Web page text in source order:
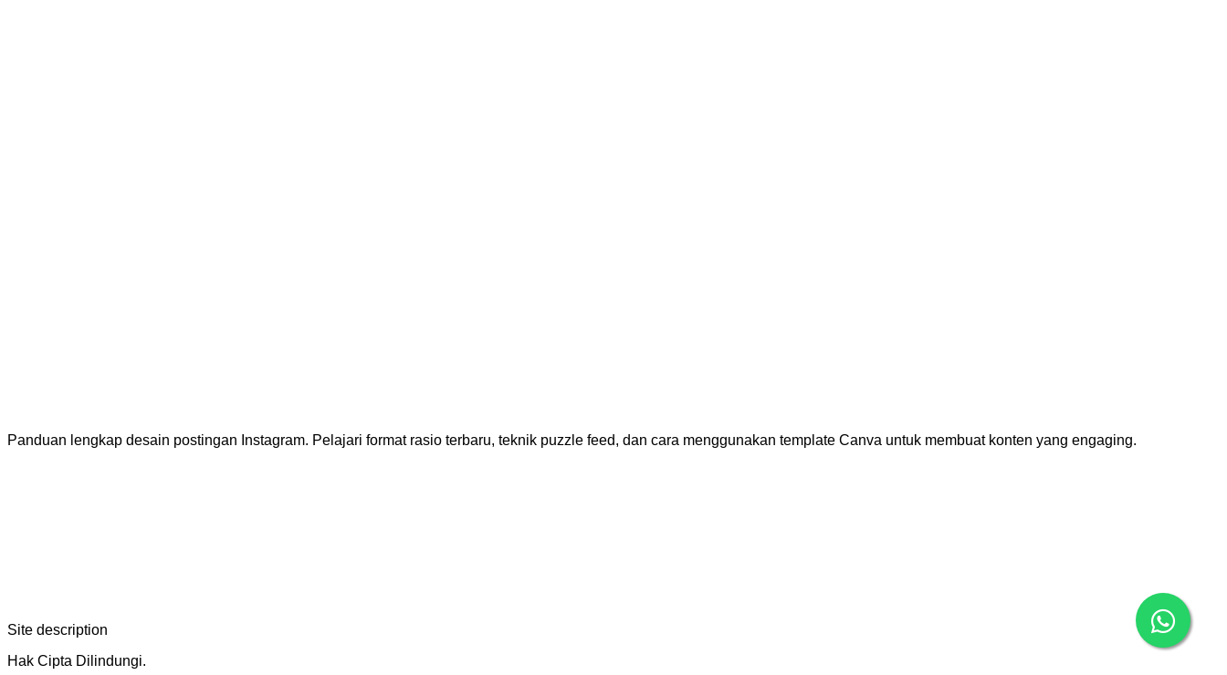
Panduan lengkap desain postingan Instagram. Pelajari format rasio terbaru, teknik puzzle feed, dan cara menggunakan template Canva untuk membuat konten yang engaging.
Site description
Hak Cipta Dilindungi.